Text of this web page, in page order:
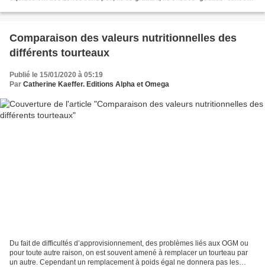
Comparaison des valeurs nutritionnelles des
différents tourteaux
Publié le 15/01/2020 à 05:19
Par Catherine Kaeffer. Editions Alpha et Omega
Du fait de difficultés d’approvisionnement, des problèmes liés aux OGM ou
pour toute autre raison, on est souvent amené à remplacer un tourteau par
un autre. Cependant un remplacement à poids égal ne donnera pas les